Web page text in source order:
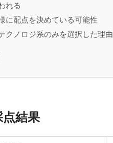
れる
に配点を決めている可能性
クノロジ系のみを選択した理由
結果